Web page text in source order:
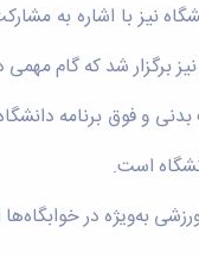
نیز با اشاره به
برگزار شد که گام
بدنی و فوق برنامه
است.
به‌ویژه در